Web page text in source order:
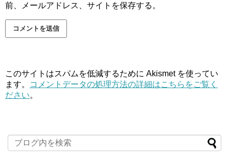
前、メールアドレス、サイトを保存する。
このサイトはスパムを低減するために Akismet を使ってい
ます。
コメントデータの処理方法の詳細はこちらをご覧く
ださい。